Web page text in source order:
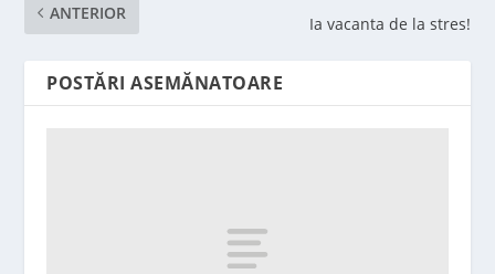
ANTERIOR
Ia vacanta de la stres!
POSTĂRI ASEMĂNATOARE